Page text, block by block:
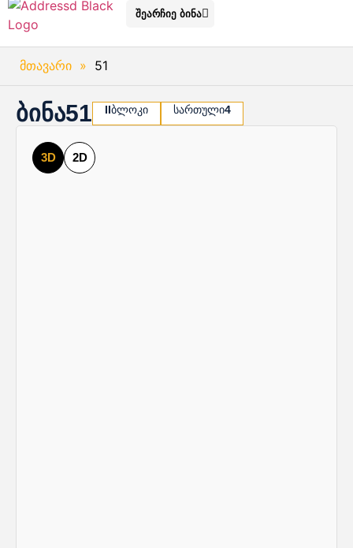
შეარჩიე ბინა
მთავარი » 51
ბინა51 IIბლოკი სართული4
3D 2D